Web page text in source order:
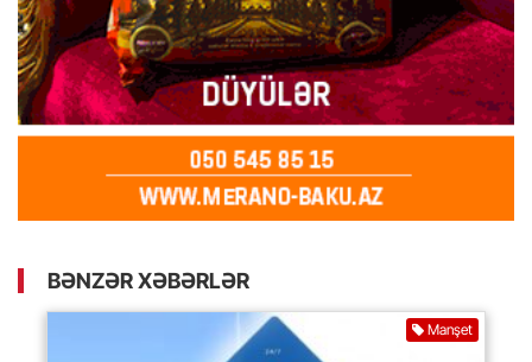
BƏNZƏR XƏBƏRLƏR
Manşet